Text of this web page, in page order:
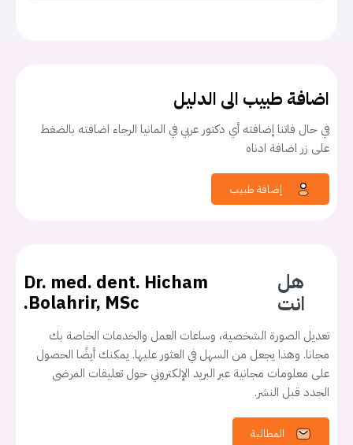
اضافة طبيب الى الدليل
في حال فاتنا إضافته أي دكتور عربي في المانيا الرجاء اضافته بالضغط
على زر اضافة ادناه
هل
انت
Dr. med. dent. Hicham
Bolahrir, MSc.
تعديل الصورة الشخصية، وساعات العمل والخدمات الخاصة بك
مجانا. وهذا يجعل من السهل في العثور عليها. يمكنك أيضًا الحصول
على معلومات مجانية عبر البريد الإلكتروني حول تعليقات المرضى
الجدد قبل النشر.
المطالبة